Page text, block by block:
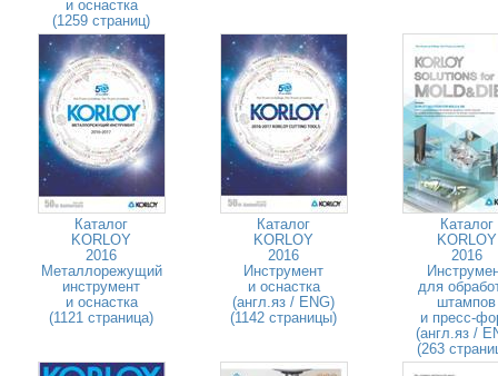
и оснастка
(1259 страниц)
Каталог
KORLOY
2016
Металлорежущий
инструмент
и оснастка
(1121 страница)
Каталог
KORLOY
2016
Инструмент
и оснастка
(англ.яз / ENG)
(1142 страницы)
Каталог
KORLOY
2016
для
штампов
и пресс-
(англ.яз /
(263